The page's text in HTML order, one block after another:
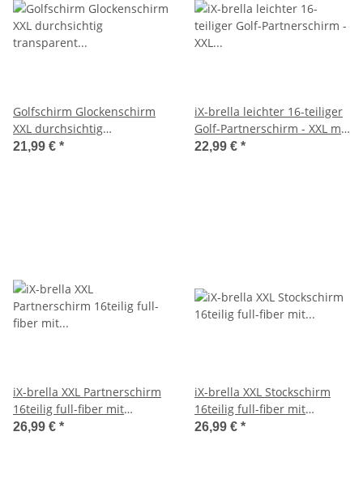
Golfschirm Glockenschirm
XXL durchsichtig
transparent extra gross
21,99 € *
iX-brella leichter 16-teiliger
Golf-Partnerschirm - XXL mit
Softgriff einfarbig
22,99 € *
iX-brella XXL Partnerschirm
16teilig full-fiber mit
Automatik - super stabil
26,99 € *
iX-brella XXL Stockschirm
16teilig full-fiber mit
Automatik - super stabil -
26,99 € *